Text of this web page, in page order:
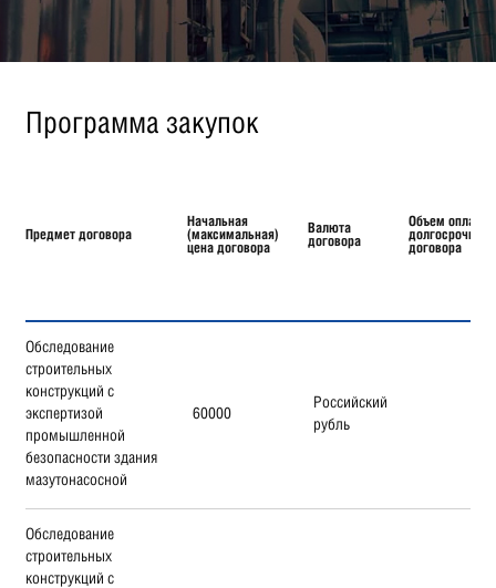
Программа закупок
Предмет договора
Начальная
(максимальная)
цена договора
Валюта
договора
Объем оплаты
долгосрочного
договора
Обследование
строительных
конструкций с
экспертизой
промышленной
безопасности здания
мазутонасосной
60000
Российский
рубль
Обследование
строительных
конструкций с